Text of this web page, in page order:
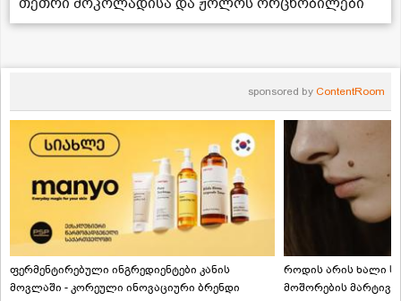
sponsored by ContentRoom
ფერმენტირებული ინგრედიენტები კანის
მოვლაში - კორეული ინოვაციური ბრენდი
როდის არის ხალი
მოშორების